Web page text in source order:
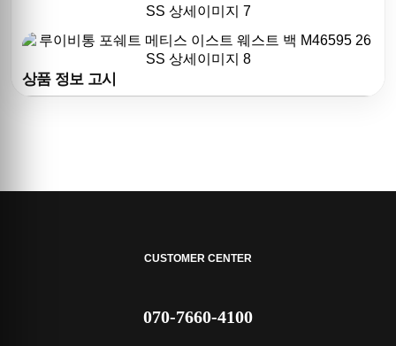
상품 정보 고시
CUSTOMER CENTER
070-7660-4100